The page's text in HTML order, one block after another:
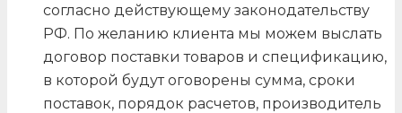
согласно действующему законодательству
РФ. По желанию клиента мы можем выслать
договор поставки товаров и спецификацию,
в которой будут оговорены сумма, сроки
поставок, порядок расчетов, производитель